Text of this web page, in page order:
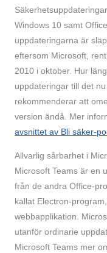
Windows 10 samt
uppdateringarna är
eftersom Microsoft,
2010 i oktober. Hur
uppdateringar till det
rekommenderar att
version ändå. Mer
avsnittet av Bli säker-
Allvarlig sårbarhet i
Microsoft Teams är en
från de andra Office-
kallat Electron-
webbapplikation.
utanför ordinarie
Microsoft Teams mer